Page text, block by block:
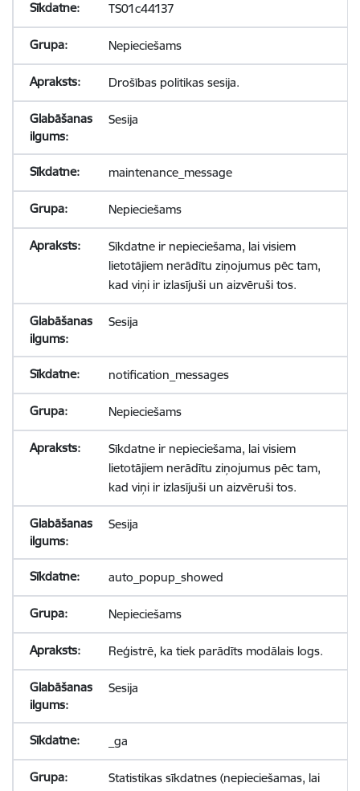
TS01c44137
Nepieciešams
Drošības politikas sesija.
Sesija
maintenance_message
Nepieciešams
Sīkdatne ir nepieciešama, lai visiem
lietotājiem nerādītu ziņojumus pēc tam,
kad viņi ir izlasījuši un aizvēruši tos.
Sesija
notification_messages
Nepieciešams
Sīkdatne ir nepieciešama, lai visiem
lietotājiem nerādītu ziņojumus pēc tam,
kad viņi ir izlasījuši un aizvēruši tos.
Sesija
auto_popup_showed
Nepieciešams
Reģistrē, ka tiek parādīts modālais logs.
Sesija
_ga
Statistikas sīkdatnes (nepieciešamas, lai